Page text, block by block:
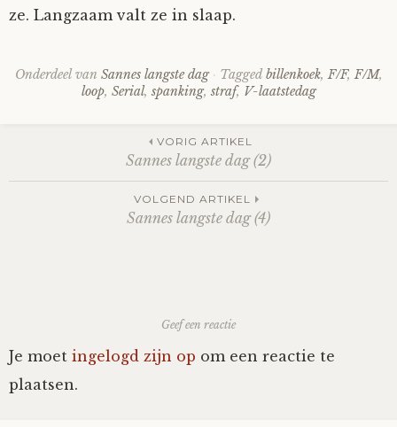
ze. Langzaam valt ze in slaap.
Onderdeel van Sannes langste dag Tagged billenkoek, F/F, F/M,
loop, Serial, spanking, straf, V-laatstedag
navigation
VORIG ARTIKEL
Sannes langste dag (2)
VOLGEND ARTIKEL
Sannes langste dag (4)
Geef een reactie
Je moet ingelogd zijn op om een reactie te
plaatsen.